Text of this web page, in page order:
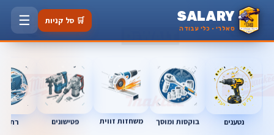
SALARY
סאלרי · כלי עבודה
🛒 סל קניות ☰
נטענים בוקסות ומוסך משחזות זווית פטישונים